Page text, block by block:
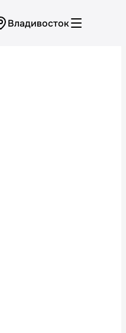
Владивосток